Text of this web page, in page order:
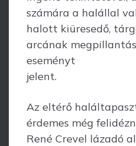
számára a halállal
halott kiüresedő,
arcának
eseményt
jelent.
Az eltérő
érdemes még
René Crevel lázadó